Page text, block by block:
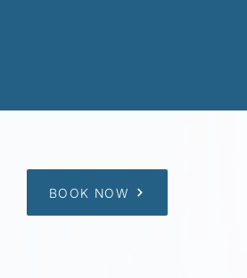
BOOK NOW